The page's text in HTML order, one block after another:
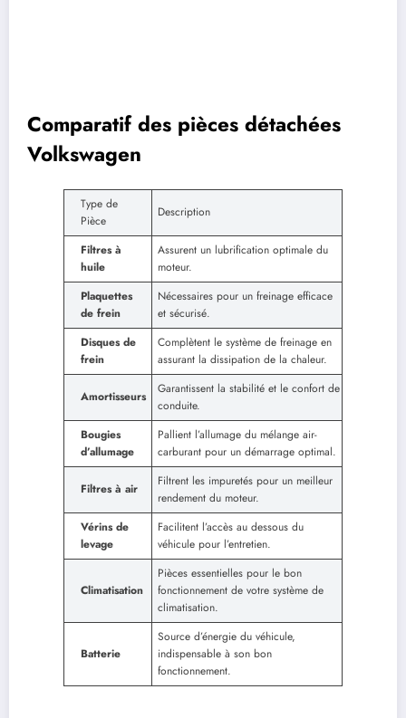
Comparatif des pièces détachées
Volkswagen
Type de
Pièce
Description
Filtres à
huile
Assurent un lubrification optimale du
moteur.
Plaquettes
de frein
Nécessaires pour un freinage efficace
et sécurisé.
Disques de
frein
Complètent le système de freinage en
assurant la dissipation de la chaleur.
Amortisseurs
Garantissent la stabilité et le confort de
conduite.
Bougies
d’allumage
Pallient l’allumage du mélange air-
carburant pour un démarrage optimal.
Filtres à air
Filtrent les impuretés pour un meilleur
rendement du moteur.
Vérins de
levage
Facilitent l’accès au dessous du
véhicule pour l’entretien.
Climatisation
Pièces essentielles pour le bon
fonctionnement de votre système de
climatisation.
Batterie
Source d’énergie du véhicule,
indispensable à son bon
fonctionnement.